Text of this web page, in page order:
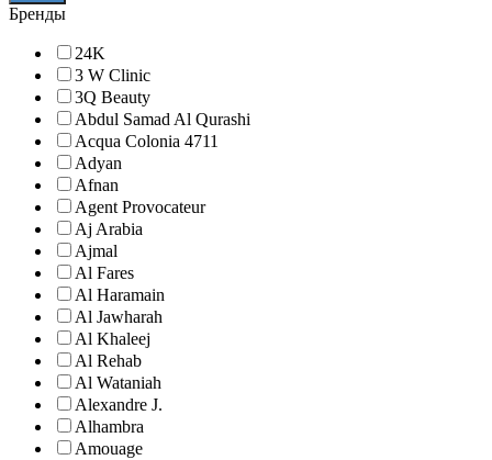
Бренды
24K
3 W Clinic
3Q Beauty
Abdul Samad Al Qurashi
Acqua Colonia 4711
Adyan
Afnan
Agent Provocateur
Aj Arabia
Ajmal
Al Fares
Al Haramain
Al Jawharah
Al Khaleej
Al Rehab
Al Wataniah
Alexandre J.
Alhambra
Amouage